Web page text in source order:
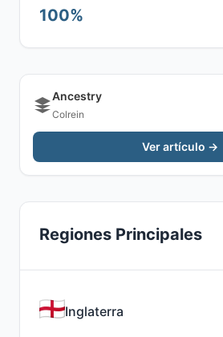
100%
Ancestry
Colrein
Ver artículo →
Regiones Principales
Inglaterra